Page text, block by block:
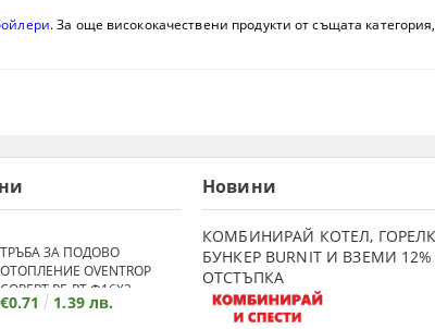
. За още висококачествени продукти от същата
ТРЪБА ЗА ПОДОВО
ОТОПЛЕНИЕ OVENTROP
COPERT PE-RT Ф16Х2
€0.71 1.39 лв.
Новини
КОМБИНИРАЙ КОТЕЛ,
БУНКЕР BURNIT И ВЗЕМИ 12%
ОТСТЪПКА